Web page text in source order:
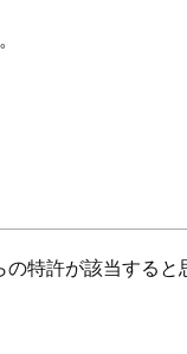
特許が該当すると